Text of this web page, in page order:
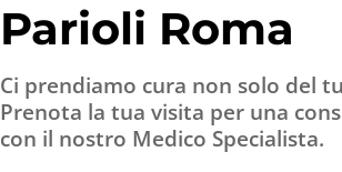
Parioli Roma
Ci prendiamo cura non solo del
Prenota la tua visita per una
con il nostro Medico Specialista.